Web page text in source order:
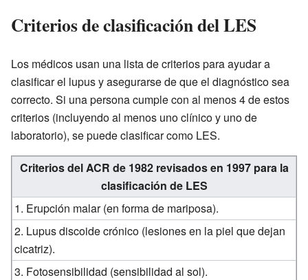
Criterios de clasificación del LES
Los médicos usan una lista de criterios para ayudar a
clasificar el lupus y asegurarse de que el diagnóstico sea
correcto. Si una persona cumple con al menos 4 de estos
criterios (incluyendo al menos uno clínico y uno de
laboratorio), se puede clasificar como LES.
Criterios del ACR de 1982 revisados en 1997 para la
clasificación de LES
1. Erupción malar (en forma de mariposa).
2. Lupus discoide crónico (lesiones en la piel que dejan
cicatriz).
3. Fotosensibilidad (sensibilidad al sol).